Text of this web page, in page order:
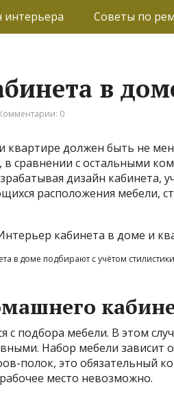
интерьера Советы по
в
0
квартире должен быть не
сравнении с остальными
дизайн кабинета,
расположения мебели,
в доме подбирают с учётом
с подбора мебели. В этом
Набор мебели
полок, это обязательный
место невозможно.